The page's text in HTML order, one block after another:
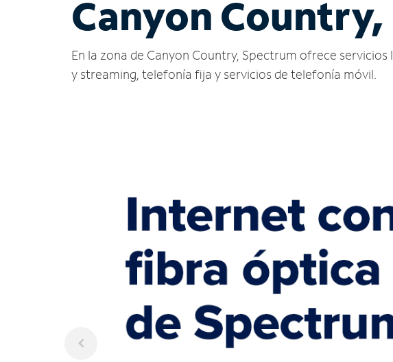
Canyon Country,
En la zona de Canyon Country, Spectrum ofrece
y streaming, telefonía fija y servicios de telefonía móvil.